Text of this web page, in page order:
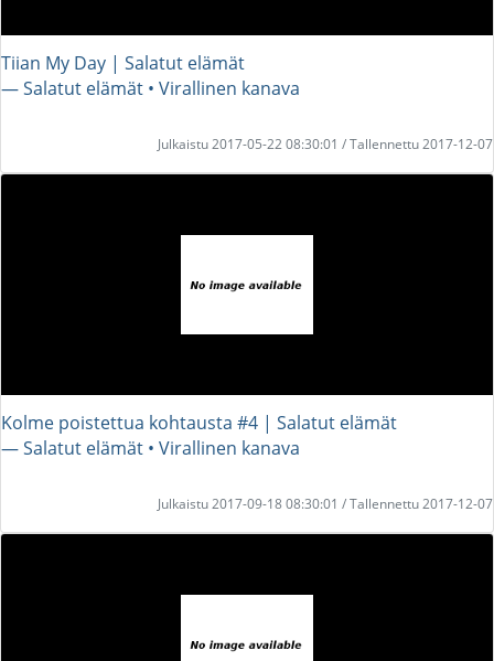
Tiian My Day | Salatut elämät
― Salatut elämät • Virallinen kanava
Julkaistu 2017-05-22 08:30:01 / Tallennettu 2017-12-07
Kolme poistettua kohtausta #4 | Salatut elämät
― Salatut elämät • Virallinen kanava
Julkaistu 2017-09-18 08:30:01 / Tallennettu 2017-12-07